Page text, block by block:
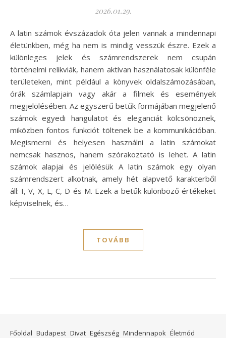
2026.01.29.
A latin számok évszázadok óta jelen vannak a mindennapi
életünkben, még ha nem is mindig vesszük észre. Ezek a
különleges jelek és számrendszerek nem csupán
történelmi relikviák, hanem aktívan használatosak különféle
területeken, mint például a könyvek oldalszámozásában,
órák számlapjain vagy akár a filmek és események
megjelölésében. Az egyszerű betűk formájában megjelenő
számok egyedi hangulatot és eleganciát kölcsönöznek,
miközben fontos funkciót töltenek be a kommunikációban.
Megismerni és helyesen használni a latin számokat
nemcsak hasznos, hanem szórakoztató is lehet. A latin
számok alapjai és jelölésük A latin számok egy olyan
számrendszert alkotnak, amely hét alapvető karakterből
áll: I, V, X, L, C, D és M. Ezek a betűk különböző értékeket
képviselnek, és…
TOVÁBB
Főoldal Budapest Divat Egészség Mindennapok Életmód